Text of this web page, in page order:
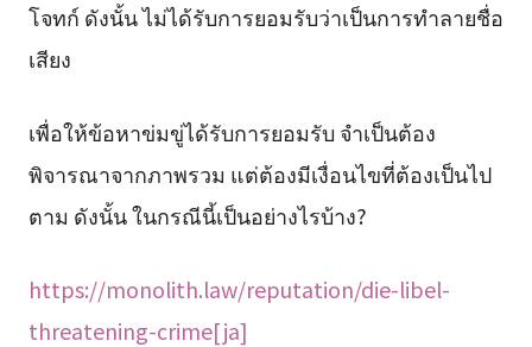
โจทก์ ดังนั้น ไม่ได้รับการยอมรับว่าเป็นการทำลายชื่อ
เสียง
เพื่อให้ข้อหาข่มขู่ได้รับการยอมรับ จำเป็นต้อง
พิจารณาจากภาพรวม แต่ต้องมีเงื่อนไขที่ต้องเป็นไป
ตาม ดังนั้น ในกรณีนี้เป็นอย่างไรบ้าง?
https://monolith.law/reputation/die-libel-
threatening-crime[ja]